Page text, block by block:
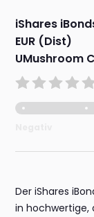
iShares
EUR (Dist)
UMushroom
Der iShares
in hochwertige,